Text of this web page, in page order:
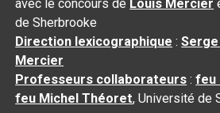
avec le concours de Louis Mercier
de Sherbrooke
Direction lexicographique :Serge
Mercier
Professeurs collaborateurs :feu
feu Michel Théoret, Université de